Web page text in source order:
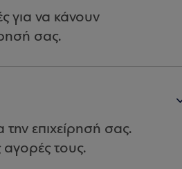
για να κάνουν
σας.
την επιχείρησή σας.
αγορές τους.